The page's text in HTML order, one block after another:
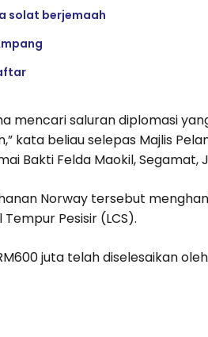
solat berjemaah
mencari saluran diplomasi
kata beliau selepas Majlis
Bakti Felda Maokil, Segamat,
Norway tersebut
Pesisir (LCS).
juta telah diselesaikan oleh